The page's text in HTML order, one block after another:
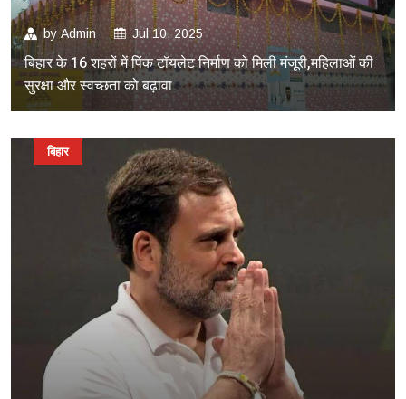
by Admin Jul 10, 2025
बिहार के 16 शहरों में पिंक टॉयलेट निर्माण को मिली मंजूरी,महिलाओं की
सुरक्षा और स्वच्छता को बढ़ावा
बिहार